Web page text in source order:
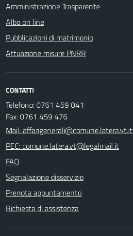
Amministrazione Trasparente
Albo on line
Pubblicazioni di matrimonio
Attuazione misure PNRR
CONTATTI
Telefono: 0761 459 041
Fax: 0761 459 476
Mail: affarigenerali@comune.latera.vt.it
PEC: comune.latera.vt@legalmail.it
FAQ
Segnalazione disservizio
Prenota appuntamento
Richiesta di assistenza